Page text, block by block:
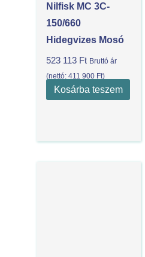
Nilfisk MC 3C-
150/660
Hidegvizes Mosó
523 113 Ft Bruttó ár
(nettó:411 900 Ft)
Kosárba teszem